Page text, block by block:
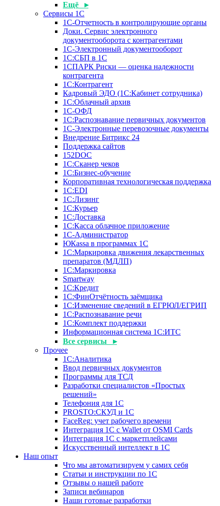
Ещё ▸
Сервисы 1С
1С-Отчетность в контролирующие органы
Доки. Сервис электронного
документооборота с контрагентами
1С-Электронный документооборот
1С:СБП в 1С
1СПАРК Риски — оценка надежности
контрагента
1С:Контрагент
Кадровый ЭДО (1С:Кабинет сотрудника)
1С:Облачный архив
1С-ОФД
1С:Распознавание первичных документов
1С-Электронные перевозочные документы
Внедрение Битрикс 24
Поддержка сайтов
152DOC
1С:Сканер чеков
1С:Бизнес-обучение
Корпоративная технологическая поддержка
1С:ЕDI
1С:Лизинг
1С:Курьер
1С:Доставка
1С:Касса облачное приложение
1С-Администратор
ЮКаssа в программах 1С
1С:Маркировка движения лекарственных
препаратов (МДЛП)
1С:Маркировка
Smartway
1С:Кредит
1С:ФинОтчётность заёмщика
1С:Изменение сведений в ЕГРЮЛ/ЕГРИП
1С:Распознавание речи
1С:Комплект поддержки
Информационная система 1С:ИТС
Все сервисы ▸
Прочее
1С:Аналитика
Ввод первичных документов
Программы для ТСД
Разработки специалистов «Простых
решений»
Телефония для 1С
PROSTO:СКУД и 1С
FaceReg: учет рабочего времени
Интеграция 1С с Wallet от OSMI Cards
Интеграция 1С с маркетплейсами
Искусственный интеллект в 1С
Наш опыт
Что мы автоматизируем у самих себя
Статьи и инструкции по 1С
Отзывы о нашей работе
Записи вебинаров
Наши готовые разработки